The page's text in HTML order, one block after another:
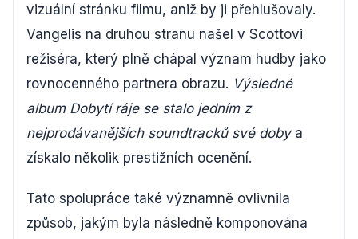
vizuální stránku filmu, aniž by ji přehlušovaly.
Vangelis na druhou stranu našel v Scottovi
režiséra, který plně chápal význam hudby jako
rovnocenného partnera obrazu. Výsledné
album Dobytí ráje se stalo jedním z
nejprodávanějších soundtracků své dobya
získalo několik prestižních ocenění.
Tato spolupráce také významně ovlivnila
způsob, jakým byla následně komponována